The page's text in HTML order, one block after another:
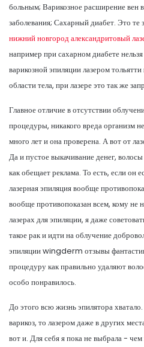
больным; Варикозное расширение вен
заболевания; Сахарный диабет. Это те
нижний новгород александритовый
например при сахарном диабете
варикозной эпиляции лазером
области тела, при лазере это так же
Главное отличие в отсутствии
процедуры, никакого вреда организм
много лет и она проверена. А вот от
Да и пустое выкачивание денег,
как обещает реклама. То есть, если он
лазерная эпиляция вообще
вообще противопоказан всем, кому не
лазерах для эпиляции, я даже
такое рак и идти на облучение
эпиляции wingderm отзывы
процедуру как правильно удаляют
особо понравилось.
До этого всю жизнь эпилятора
варикоз, то лазером даже в других
вот и. Для себя я пока не выбрала -